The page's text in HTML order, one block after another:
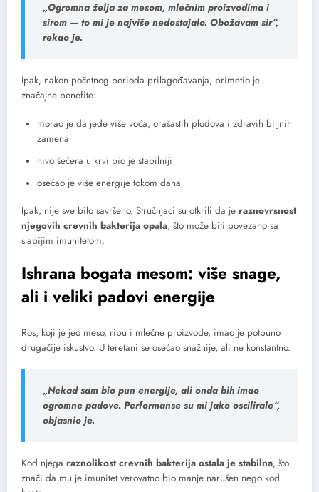
„Ogromna želja za mesom, mlečnim proizvodima i
sirom — to mi je najviše nedostajalo. Obožavam sir“,
rekao je.
Ipak, nakon početnog perioda prilagođavanja, primetio je
značajne benefite:
morao je da jede više voća, orašastih plodova i zdravih biljnih
zamena
nivo šećera u krvi bio je stabilniji
osećao je više energije tokom dana
Ipak, nije sve bilo savršeno. Stručnjaci su otkrili da je raznovrsnost
njegovih crevnih bakterija opala, što može biti povezano sa
slabijim imunitetom.
Ishrana bogata mesom: više snage,
ali i veliki padovi energije
Ros, koji je jeo meso, ribu i mlečne proizvode, imao je potpuno
drugačije iskustvo. U teretani se osećao snažnije, ali ne konstantno.
„Nekad sam bio pun energije, ali onda bih imao
ogromne padove. Performanse su mi jako oscilirale“,
objasnio je.
Kod njega raznolikost crevnih bakterija ostala je stabilna, što
znači da mu je imunitet verovatno bio manje narušen nego kod